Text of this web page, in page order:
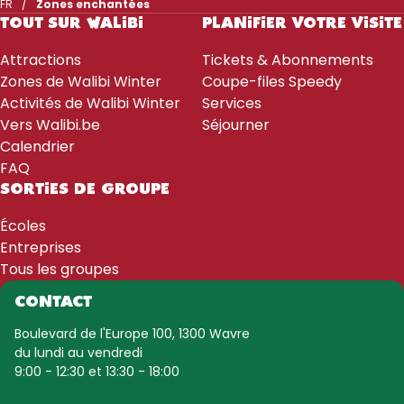
FR
Zones enchantées
TOUT SUR WALIBI
Attractions
Zones de Walibi Winter
Activités de Walibi Winter
Vers Walibi.be
Calendrier
FAQ
PLANIFIER VOTRE VISITE
Tickets & Abonnements
Coupe-files Speedy
Services
Séjourner
SORTIES DE GROUPE
Écoles
Entreprises
Tous les groupes
CONTACT
Boulevard de l'Europe 100, 1300 Wavre
du lundi au vendredi
9:00 - 12:30 et 13:30 - 18:00